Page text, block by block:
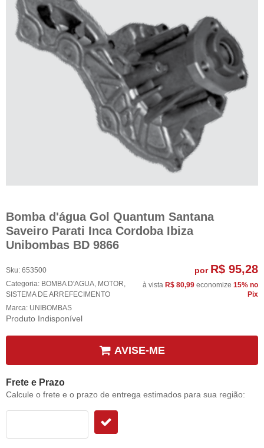
Bomba d'água Gol Quantum Santana
Saveiro Parati Inca Cordoba Ibiza
Unibombas BD 9866
Sku: 653500
Categoria: BOMBA D'AGUA, MOTOR,
SISTEMA DE ARREFECIMENTO
Marca: UNIBOMBAS
Produto Indisponível
por R$ 95,28
à vista R$ 80,99 economize 15% no
Pix
AVISE-ME
Frete e Prazo
Calcule o frete e o prazo de entrega estimados para sua região: